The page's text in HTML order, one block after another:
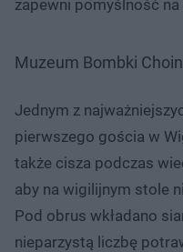
zapewni pomyślność
Muzeum Bombki
Jednym z
pierwszego gościa w
także cisza podczas
aby na wigilijnym stole
Pod obrus wkładano
nieparzystą liczbę